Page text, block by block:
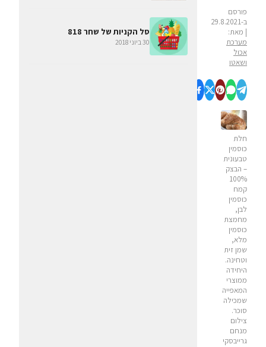
פורסם
ב-29.8.2021
| מאת:
מערכת
אכול
ושאטו
חלת
כוסמין
טבעונית
– הבצק
100%
קמח
כוסמין
לבן,
מחמצת
כוסמין
מלא,
שמן זית
וטחינה.
היחידה
ממוצרי
המאפייה
שמכילה
סוכר.
צילום
מנחם
גרייבסקי
סל הקניות של שחר 818
30 ביוני 2018